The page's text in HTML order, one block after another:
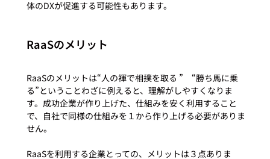
RaaSのメリット
RaaSのメリットは“人の褌で相撲を取る ”　“勝ち馬に乗
る”ということわざに例えると、理解がしやすくなりま
す。成功企業が作り上げた、仕組みを安く利用すること
で、自社で同様の仕組みを１から作り上げる必要がありま
せん。
RaaSを利用する企業とっての、メリットは３点ありま